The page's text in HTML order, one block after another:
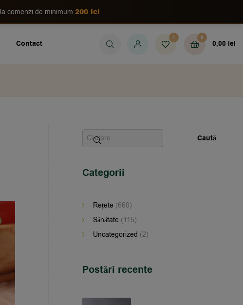
la comenzi de minimum 200 lei
Contact
1 0
0,00 lei
Categorii
Rețete (660)
Sănătate (115)
Uncategorized (2)
Postări recente